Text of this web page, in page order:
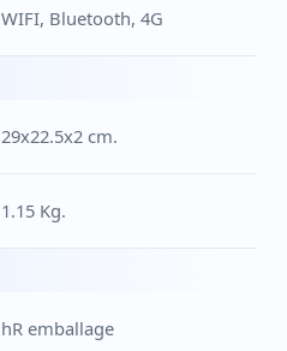
WIFI, Bluetooth, 4G
29x22.5x2 cm.
1.15 Kg.
hR emballage